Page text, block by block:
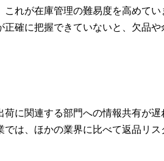
れが在庫管理の難易度を高めてい
確に把握できていないと、欠品
に関連する部門への情報共有が
は、ほかの業界に比べて返品リス